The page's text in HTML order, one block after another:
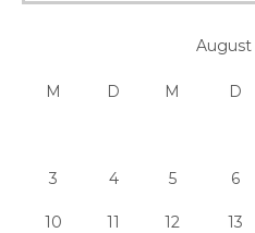
August
M D M D
3 4 5 6
10 11 12 13